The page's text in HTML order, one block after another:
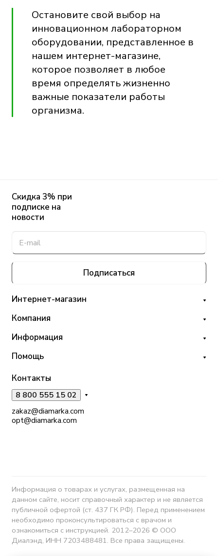
Остановите свой выбор на
инновационном лабораторном
оборудовании, представленное в
нашем интернет-магазине,
которое позволяет в любое
время определять жизненно
важные показатели работы
организма.
Скидка 3% при
подписке на
новости
Подписаться
Интернет-магазин
Компания
Информация
Помощь
Контакты
8 800 555 15 02
zakaz@diamarka.com
opt@diamarka.com
Информация о товарах и услугах, размещенная на
данном сайте, носит справочный характер и не является
публичной офертой (ст. 437 ГК РФ). Перед применением
необходимо проконсультироваться с врачом и
ознакомиться с инструкцией. 2012–2026 © ООО
Диалэнд, ИНН 7203488481. Все права защищены.